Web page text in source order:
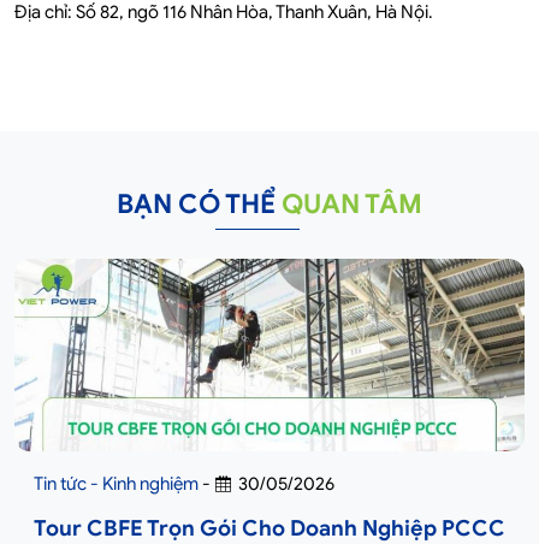
Địa chỉ: Số 82, ngõ 116 Nhân Hòa, Thanh Xuân, Hà Nội.
BẠN CÓ THỂ QUAN TÂM
Tin tức - Kinh nghiệm - 30/05/2026
Tour CBFE Trọn Gói Cho Doanh Nghiệp PCCC